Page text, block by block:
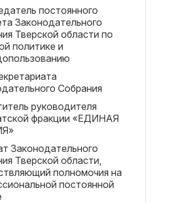
постоянного
Законодательного
Тверской области по
политике и
Собрания
руководителя
фракции «ЕДИНАЯ
Законодательного
Тверской области,
полномочия на
постоянной